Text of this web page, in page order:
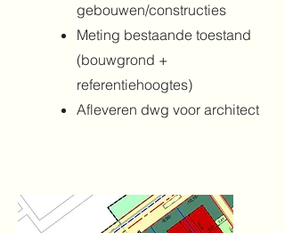
gebouwen/constructies
Meting bestaande toestand
(bouwgrond +
referentiehoogtes)
Afleveren dwg voor architect